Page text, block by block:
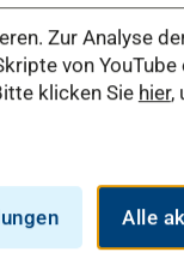
Befunde
individuelle
Zur Analyse
von YouTube
klicken Sie hier,
Alle